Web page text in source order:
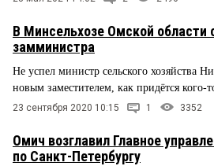
В Минсельхозе Омской области
замминистра
Не успел министр сельского хозяйства
новым заместителем, как придётся кого-
23 сентября 2020 10:15 1 3352
Омич возглавил Главное
по Санкт-Петербургу